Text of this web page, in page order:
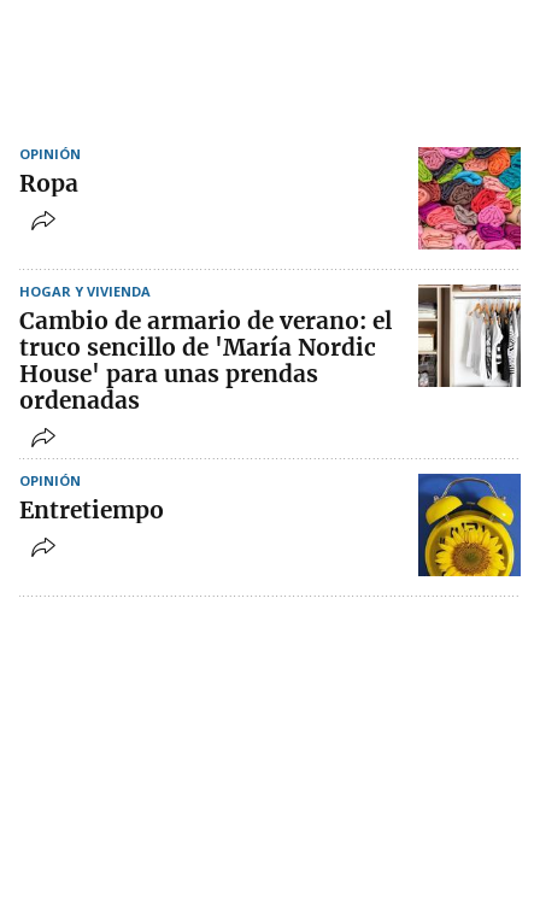
OPINIÓN
Ropa
HOGAR Y VIVIENDA
Cambio de armario de verano: el
truco sencillo de 'María Nordic
House' para unas prendas
ordenadas
OPINIÓN
Entretiempo